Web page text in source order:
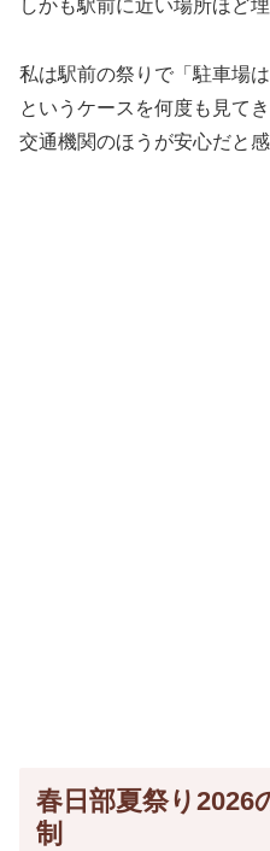
しかも駅前に近い場所ほど
私は駅前の祭りで「駐車場
というケースを何度も見て
交通機関のほうが安心だと感
春日部夏祭り2026
制